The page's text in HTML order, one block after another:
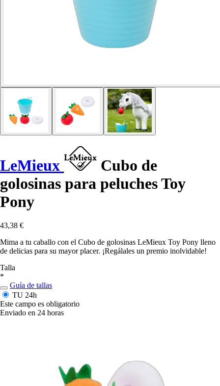
LeMieux
Cubo de
golosinas para peluches Toy
Pony
43,38 €
Mima a tu caballo con el Cubo de golosinas LeMieux Toy Pony lleno
de delicias para su mayor placer. ¡Regálales un premio inolvidable!
Talla
*
Guía de tallas
TU 24h
Este campo es obligatorio
Enviado en 24 horas